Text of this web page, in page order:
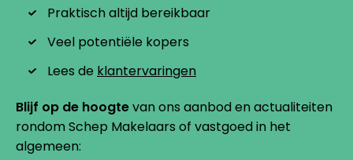
Praktisch altijd bereikbaar
Veel potentiële kopers
Lees de klantervaringen
Blijf op de hoogtevan ons aanbod en actualiteiten
rondom Schep Makelaars of vastgoed in het
algemeen: